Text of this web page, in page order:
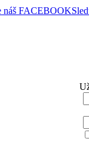
náš FACEBOOK